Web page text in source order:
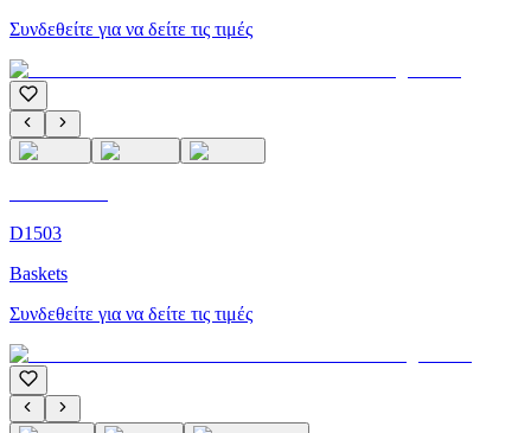
Συνδεθείτε για να δείτε τις τιμές
D1503
Baskets
Συνδεθείτε για να δείτε τις τιμές